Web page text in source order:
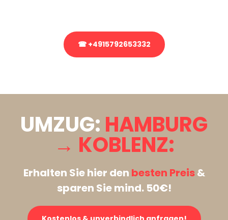
☎ +4915792653332
UMZUG: HAMBURG
→ KOBLENZ:
Erhalten Sie hier den besten Preis&
sparen Sie mind. 50€!